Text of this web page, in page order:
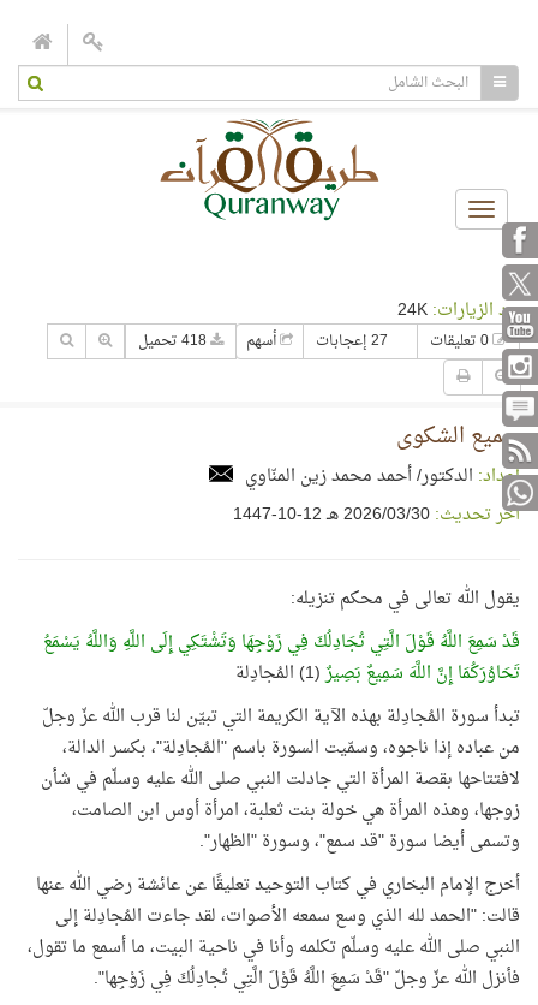
Toggle
navigation
عدد الزيارات:
27 إعجابات أسهم
سميع الشكوى
إعداد: الدكتور/ أحمد محمد زين المنّاوي
آخر تحديث:30‏/03‏/2026 هـ 12-10-1447
يقول الله تعالى في محكم تنزيله:
قَدْ سَمِعَ اللَّهُ قَوْلَ الَّتِي تُجَادِلُكَ فِي زَوْجِهَا وَتَشْتَكِي إِلَى اللَّهِ وَاللَّهُ يَسْمَعُ
تَحَاوُرَكُمَا إِنَّ اللَّهَ سَمِيعٌ بَصِيرٌ(1) المُجادِلة
تبدأ سورة المُجادِلة بهذه الآية الكريمة التي تبيّن لنا قرب الله عزّ وجلّ
من عباده إذا ناجوه، وسمّيت السورة باسم "المُجادِلة"، بكسر الدالة،
‏لافتتاحها بقصة ‏المرأة ‏التي جادلت ‏النبي صلى الله عليه وسلّم في شأن
زوجها، وهذه المرأة هي خولة بنت ثعلبة، امرأة أوس ابن الصامت،
‏وتسمى ‏أيضا ‏‏سورة "قد ‏سمع"، وسورة "الظهار".
أخرج الإمام البخاري في كتاب التوحيد تعليقًا عن عائشة رضي الله عنها
قالت: "الحمد لله الذي وسع سمعه الأصوات، لقد جاءت المُجادِلة إلى
النبي صلى الله عليه وسلّم تكلمه وأنا في ناحية البيت، ما أسمع ما تقول،
فأنزل الله عزّ وجلّ "قَدْ سَمِعَ اللَّهُ قَوْلَ الَّتِي تُجادِلُكَ فِي زَوْجِها".